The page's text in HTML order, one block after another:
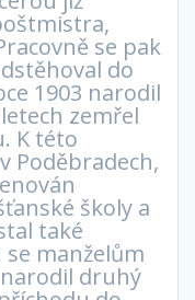
se pak
do
1903 narodil
zemřel
K této
Poděbradech,
školy a
také
manželům
druhý